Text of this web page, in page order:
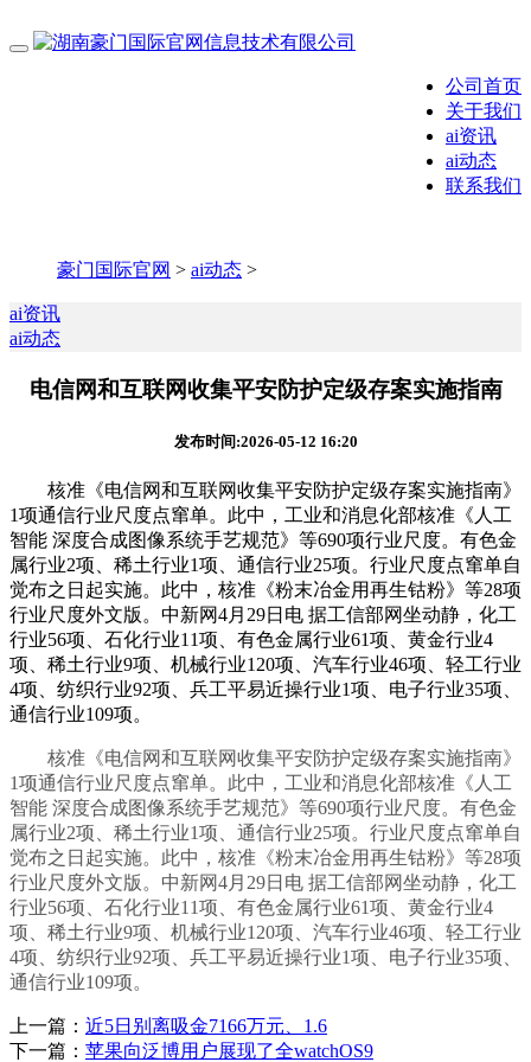
公司首页
关于我们
ai资讯
ai动态
联系我们
豪门国际官网 > ai动态 >
ai资讯
ai动态
电信网和互联网收集平安防护定级存案实施指南
发布时间:2026-05-12 16:20
核准《电信网和互联网收集平安防护定级存案实施指南》
1项通信行业尺度点窜单。此中，工业和消息化部核准《人工
智能 深度合成图像系统手艺规范》等690项行业尺度。有色金
属行业2项、稀土行业1项、通信行业25项。行业尺度点窜单自
觉布之日起实施。此中，核准《粉末冶金用再生钴粉》等28项
行业尺度外文版。中新网4月29日电 据工信部网坐动静，化工
行业56项、石化行业11项、有色金属行业61项、黄金行业4
项、稀土行业9项、机械行业120项、汽车行业46项、轻工行业
4项、纺织行业92项、兵工平易近操行业1项、电子行业35项、
通信行业109项。
核准《电信网和互联网收集平安防护定级存案实施指南》
1项通信行业尺度点窜单。此中，工业和消息化部核准《人工
智能 深度合成图像系统手艺规范》等690项行业尺度。有色金
属行业2项、稀土行业1项、通信行业25项。行业尺度点窜单自
觉布之日起实施。此中，核准《粉末冶金用再生钴粉》等28项
行业尺度外文版。中新网4月29日电 据工信部网坐动静，化工
行业56项、石化行业11项、有色金属行业61项、黄金行业4
项、稀土行业9项、机械行业120项、汽车行业46项、轻工行业
4项、纺织行业92项、兵工平易近操行业1项、电子行业35项、
通信行业109项。
上一篇： 近5日别离吸金7166万元、1.6
下一篇： 苹果向泛博用户展现了全watchOS9